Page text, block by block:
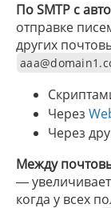
По SMTP с
отправке
других
Через
Через
Между
—
когда у всех